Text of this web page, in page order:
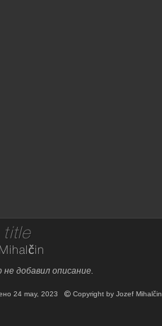
не добавил описание.
24 may, 2023 Copyright byJozef Mihalčin